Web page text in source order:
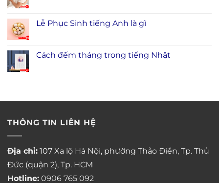
Lễ Phục Sinh tiếng Anh là gì
Cách đếm tháng trong tiếng Nhật
THÔNG TIN LIÊN HỆ
Địa chỉ: 107 Xa lộ Hà Nội, phường Thảo Điền, Tp. Thủ
Đức (quận 2), Tp. HCM
Hotline: 0906 765 092